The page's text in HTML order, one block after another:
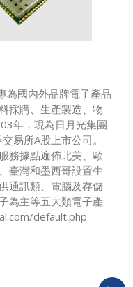
為國內外品牌電子產品
採購、生產製造、物
年，現為日月光集團
易所A股上市公司。
務據點遍佈北美、歐
臺灣和墨西哥設置生
通訊類、電腦及存儲
為主等五大類電子產
default.php